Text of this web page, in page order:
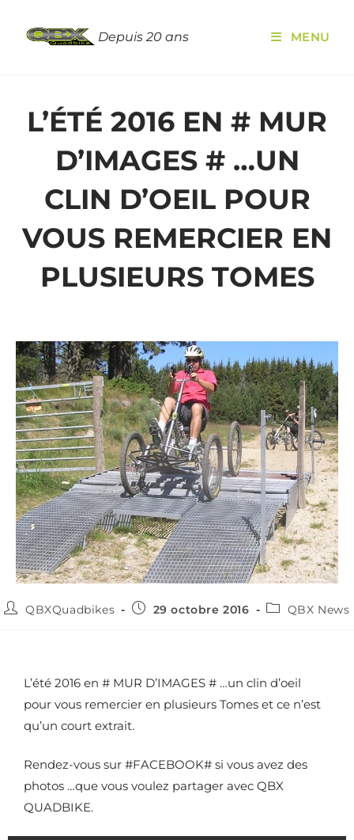
Depuis 20 ans MENU
L’ÉTÉ 2016 EN # MUR
D’IMAGES # …UN
CLIN D’OEIL POUR
VOUS REMERCIER EN
PLUSIEURS TOMES
QBXQuadbikes 29 octobre 2016 QBX News
L’été 2016 en # MUR D’IMAGES # …un clin d’oeil
pour vous remercier en plusieurs Tomes et ce n’est
qu’un court extrait.
Rendez-vous sur #FACEBOOK# si vous avez des
photos …que vous voulez partager avec QBX
QUADBIKE.